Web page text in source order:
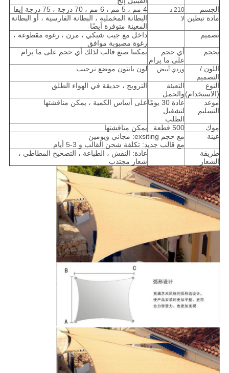
الجسم
210 د
4 مم ، 5 مم ، 6 مم ، 70 درجة ، 75 درجة إيفا
مادة تبطين لا
البطانة المخملية ، البطانة الفارسية ، أو البطانة
المعينة متوفرة أيضًا
تصميم
داخل مع جيب شبكي ، مرن ، رغوة مقطوعة ،
رغوة مصبوبة موافق
بحجم
أي حجم
على ما يرام
يمكننا صنع قالب لذلك أي حجم على ما يرام
اللون /
التصميم
وردي أبيض لون بانتون موضع ترحيب
النوع
(الاستخدام)
التعبئة
والحمل
الترويج ، حديقة في الهواء الطلق
موعد
التسليم
عادة 30 يومًا
لتشغيل
الطلب
على أساس الكمية ، يمكن مناقشتها
موك 500 قطعة
يمكن مناقشتها
عينة
مع حجم exsiting: مجاني ويومين
مع قالب جديد: تكلفة شحن القالب و 3-5 أيام
طريقة
الشعار
عادة: النقش ، الطباعة ، التصحيح المطاطي ،
شعار مجتذب